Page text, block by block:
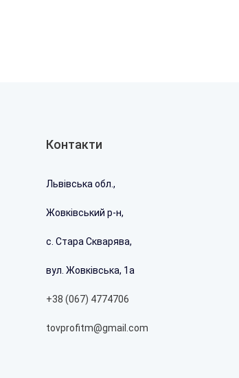
гладкий, та чорний матовий).
Таблички закріплюють на хвіртку
Контакти
Львівська обл.,
Жовківський р-н,
с. Стара Скварява,
вул. Жовківська, 1а
+38 (067) 4774706
tovprofitm@gmail.com